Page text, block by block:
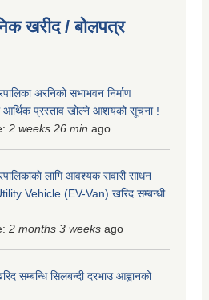
खरीद / बोलपत्र
अरनिको सभाभवन निर्माण
आर्थिक प्रस्ताव खोल्ने आशयको सूचना !
2 weeks 26 min ago
लागि आवश्यक सवारी साधन
Vehicle (EV-Van) खरिद सम्बन्धी
2 months 3 weeks ago
सम्बन्धि सिलबन्दी दरभाउ आह्वानको